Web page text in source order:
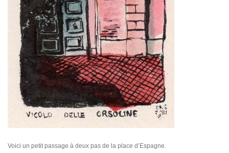
Voici un petit passage à deux pas de la place d’Espagne.